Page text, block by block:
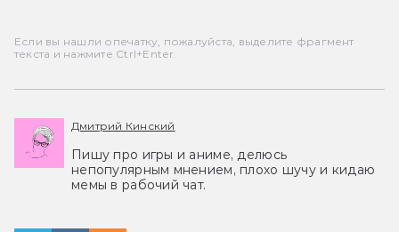
Если вы нашли опечатку, пожалуйста, выделите фрагмент
текста и нажмите Ctrl+Enter.
Дмитрий Кинский
Пишу про игры и аниме, делюсь
непопулярным мнением, плохо шучу и кидаю
мемы в рабочий чат.